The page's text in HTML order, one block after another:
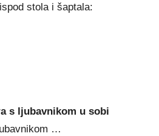
stola i šaptala:
s ljubavnikom u sobi
…